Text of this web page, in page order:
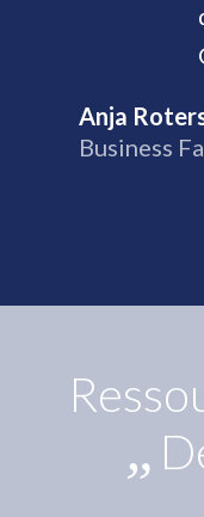
Anja
Business
„